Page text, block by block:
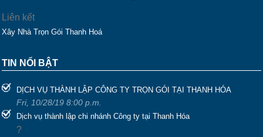
Liên kết
Xây Nhà Trọn Gói Thanh Hoá
TIN NỔI BẬT
DỊCH VỤ THÀNH LẬP CÔNG TY TRỌN GÓI TẠI THANH HÓA
Fri, 10/28/19 8:00 p.m.
Dịch vụ thành lập chi nhánh Công ty tại Thanh Hóa
?